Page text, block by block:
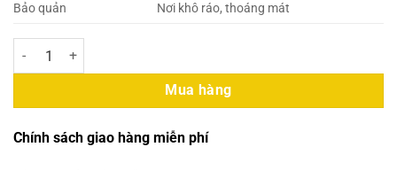
Bảo quản
Nơi khô ráo, thoáng mát
Freshy Syrup Nhiệt Đới 710ml (12 Chai/Thùng) số lượng
Mua hàng
Chính sách giao hàng miễn phí